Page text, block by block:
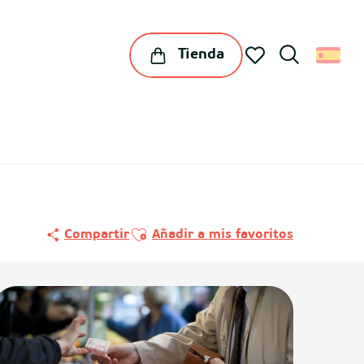
Tienda
CompartirAjouter aux favoris
Añadir a mis favoritos